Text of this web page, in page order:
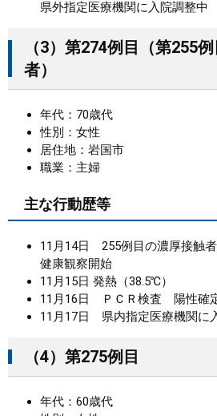
県外指定医療機関に入院調整中
（3）第274例目（第255
者）
年代：70歳代
性別：女性
居住地：岩国市
職業：主婦
主な行動歴等
11月14日 255例目の濃厚接触
健康観察開始
11月15日 発熱（38.5℃）
11月16日 ＰＣＲ検査 陽性確
11月17日 県内指定医療機関に
（4）第275例目
年代：60歳代